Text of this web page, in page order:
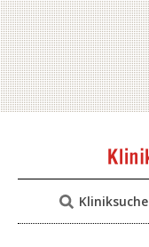
Kliniksuche